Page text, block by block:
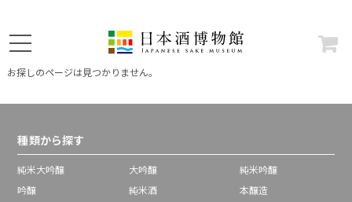
お探しのページは見つかりません。
種類から探す
純米大吟醸 大吟醸
純米吟醸
吟醸
純米酒
本醸造